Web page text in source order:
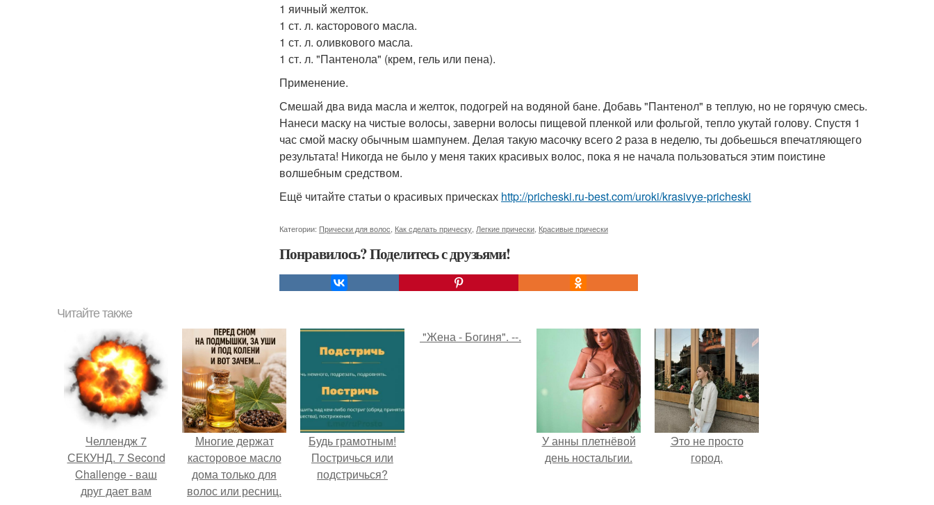
1 яичный желток.
1 ст. л. касторового масла.
1 ст. л. оливкового масла.
1 ст. л. "Пантенола" (крем, гель или пена).
Применение.
Смешай два вида масла и желток, подогрей на водяной бане. Добавь "Пантенол" в теплую, но не горячую смесь.
Нанеси маску на чистые волосы, заверни волосы пищевой пленкой или фольгой, тепло укутай голову. Спустя 1
час смой маску обычным шампунем. Делая такую масочку всего 2 раза в неделю, ты добьешься впечатляющего
результата! Никогда не было у меня таких красивых волос, пока я не начала пользоваться этим поистине
волшебным средством.
Ещё читайте статьи о красивых прическах http://pricheski.ru-best.com/uroki/krasivye-pricheski
Категории: Прически для волос Как сделать прическу Легкие прически Красивые прически
Понравилось? Поделитесь с друзьями!
Читайте также
Челлендж 7
СЕКУНД. 7 Second
Challenge - ваш
друг дает вам
Многие держат
касторовое масло
дома только для
волос или ресниц.
Будь грамотным!
Постричься или
подстричься?
"Жена - Богиня". --.
У анны плетнёвой
день ностальгии.
Это не просто
город.